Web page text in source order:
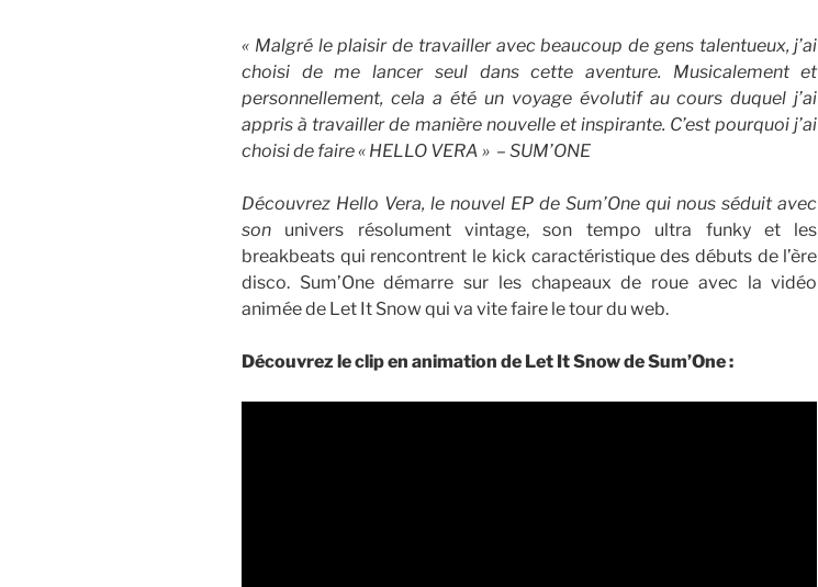
« Malgré le plaisir de travailler avec beaucoup de gens talentueux, j’ai
choisi de me lancer seul dans cette aventure. Musicalement et
personnellement, cela a été un voyage évolutif au cours duquel j’ai
appris à travailler de manière nouvelle et inspirante. C’est pourquoi j’ai
choisi de faire « HELLO VERA » – SUM’ONE
Découvrez Hello Vera, le nouvel EP de Sum’One qui nous séduit avec
son univers résolument vintage, son tempo ultra funky et les
breakbeats qui rencontrent le kick caractéristique des débuts de l’ère
disco. Sum’One démarre sur les chapeaux de roue avec la vidéo
animée de Let It Snow qui va vite faire le tour du web.
Découvrez le clip en animation de Let It Snow de Sum’One :